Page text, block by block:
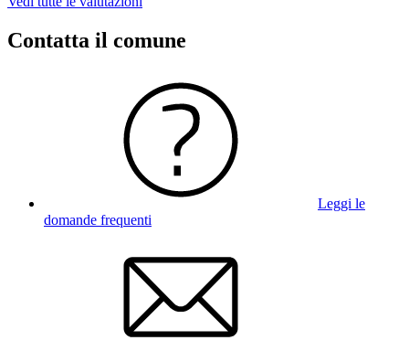
Contatta il comune
Leggi le
domande frequenti